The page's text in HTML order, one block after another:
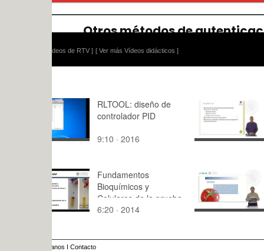
[ Ver más Vídeos didácticos ]
RLTOOL: diseño de
controlador PID
9:10 · 2016
Gestión
Android
8:34 · 2012
Fundamentos
Bioquímicos y
Celulares de la prueba
IMViC
6:20 · 2014
El tomate:
silvestres
13:29 ·